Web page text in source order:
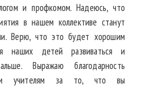
и профкомом. Надеюсь, что
в нашем коллективе станут
Верю, что это будет хорошим
наших детей развиваться и
Выражаю благодарность
и учителям за то, что вы